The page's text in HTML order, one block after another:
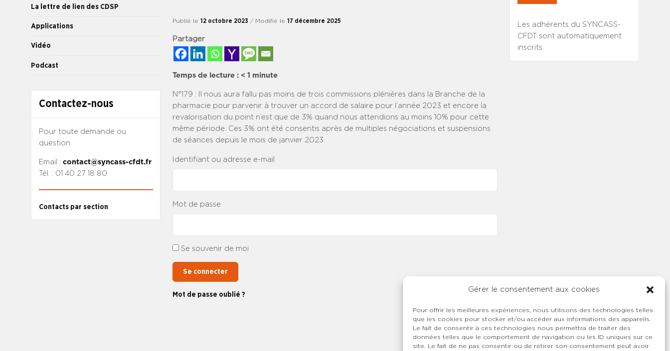
Gérer le consentement aux cookies
Pour offrir les meilleures expériences, nous utilisons des technologies telles
que les cookies pour stocker et/ou accéder aux informations des appareils.
Le fait de consentir à ces technologies nous permettra de traiter des
données telles que le comportement de navigation ou les ID uniques sur ce
site. Le fait de ne pas consentir ou de retirer son consentement peut avoir
La lettre de lien des CDSP
Applications
Vidéo
Podcast
Contactez-nous
Pour toute demande ou
question.
Email : contact@syncass-cfdt.fr
Tél. : 01 40 27 18 80
Contacts par section
Publié le 12 octobre 2023 / Modifié le 17 décembre 2025
Partager
Temps de lecture : < 1 minute
N°179 : Il nous aura fallu pas moins de trois commissions plénières dans la Branche de la
pharmacie pour parvenir à trouver un accord de salaire pour l’année 2023 et encore la
revalorisation du point n’est que de 3% quand nous attendions au moins 10% pour cette
même période. Ces 3% ont été consentis après de multiples négociations et suspensions
de séances depuis le mois de janvier 2023.
Identifiant ou adresse e-mail
Mot de passe
Se souvenir de moi
Se connecter
Mot de passe oublié ?
Les adhérents du SYNCASS-
CFDT sont automatiquement
inscrits.